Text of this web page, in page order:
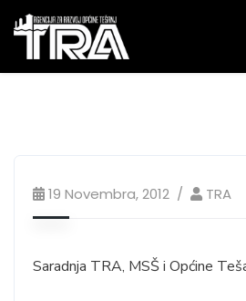
19 Novembra, 2012 TRA
Saradnja TRA, MSŠ i Općine